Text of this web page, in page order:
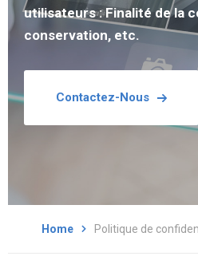
utilisateurs : Finalité de la
conservation, etc.
Contactez-Nous
Home Politique de